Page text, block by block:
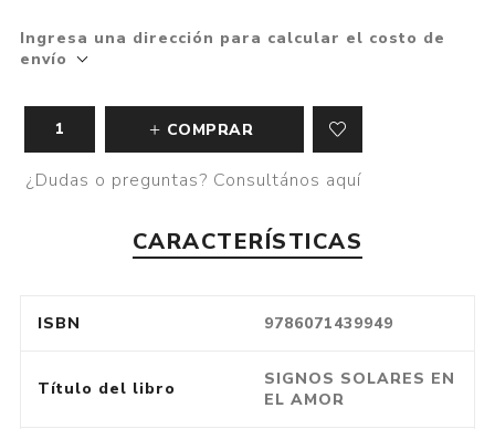
Ingresa una dirección para calcular el costo de
envío
COMPRAR
¿Dudas o preguntas? Consultános aquí
CARACTERÍSTICAS
ISBN 9786071439949
Título del libro
SIGNOS SOLARES EN
EL AMOR